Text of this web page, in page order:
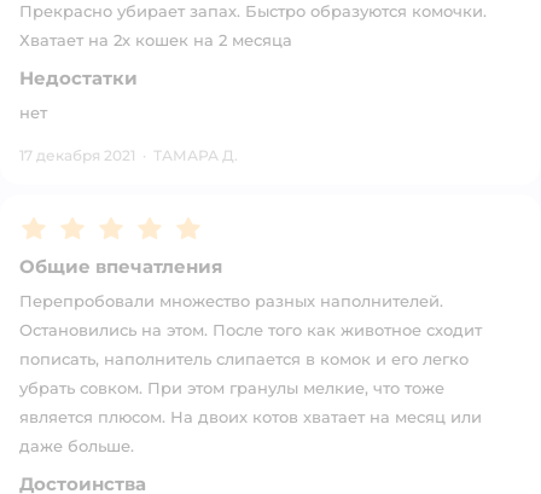
Прекрасно убирает запах. Быстро образуются комочки.
Хватает на 2х кошек на 2 месяца
Недостатки
нет
17 декабря 2021 · ТАМАРА Д.
Рейтинг:5
Общие впечатления
Перепробовали множество разных наполнителей.
Остановились на этом. После того как животное сходит
пописать, наполнитель слипается в комок и его легко
убрать совком. При этом гранулы мелкие, что тоже
является плюсом. На двоих котов хватает на месяц или
даже больше.
Достоинства